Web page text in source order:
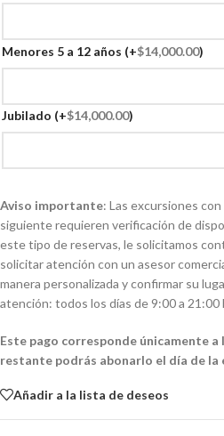
Menores 5 a 12 años (+$14,000.00)
Jubilado (+$14,000.00)
Aviso importante: Las excursiones con
siguiente requieren verificación de
este tipo de reservas, le solicitamos
solicitar atención con un asesor
manera personalizada y confirmar su
atención: todos los días de 9:00 a 21:00
Este pago corresponde únicamente a
restante podrás abonarlo el día de la
Añadir a la lista de deseos